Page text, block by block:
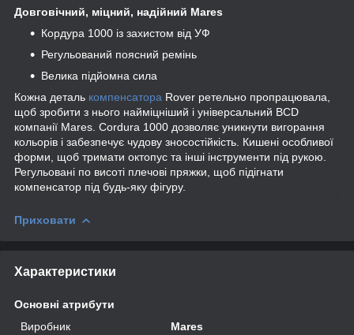
Довговічний, міцний, надійний Mares
Кордура 1000 із захистом від УФ
Регульований поясний ремінь
Велика підйомна сила
Кожна деталь компенсатора Rover ретельно пропрацювала,
щоб зробити з нього найміцніший і універсальний BCD
компанії Mares. Cordura 1000 дозволяє уникнути вигорання
кольорів і забезпечує чудову зносостійкість. Кишені особливої
форми, щоб тримати октопус та інші інструменти під рукою.
Регульовані по висоті плечові пряжки, щоб підігнати
компенсатор під будь-яку фігуру.
Приховати
Характеристики
Основні атрибути
Виробник
Mares